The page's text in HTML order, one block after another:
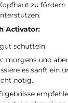
zu fördern
Activator:
schütteln.
morgens und
es sanft ein
nötig.